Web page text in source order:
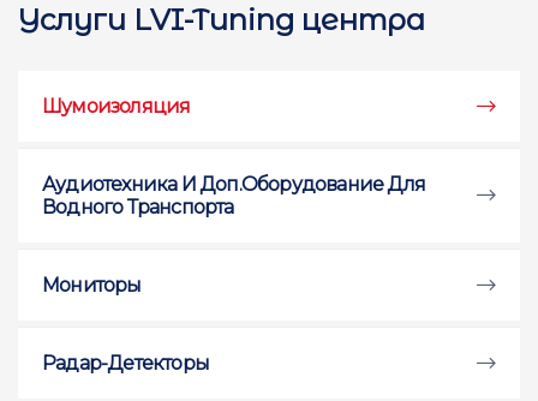
Услуги LVI-Tuning центра
Шумоизоляция
Аудиотехника И Доп.оборудование Для
Водного Транспорта
Мониторы
Радар-Детекторы